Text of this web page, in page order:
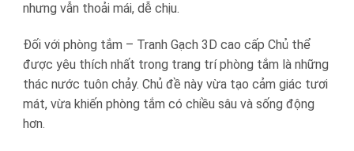
nhưng vẫn thoải mái, dễ chịu.
Đối với phòng tắm – Tranh Gạch 3D cao cấp Chủ thể
được yêu thích nhất trong trang trí phòng tắm là những
thác nước tuôn chảy. Chủ đề này vừa tạo cảm giác tươi
mát, vừa khiến phòng tắm có chiều sâu và sống động
hơn.